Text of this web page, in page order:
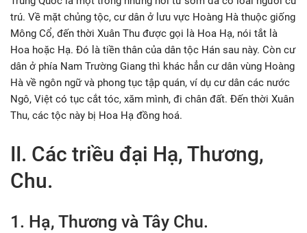
trú. Về mặt chủng tộc, cư dân ở lưu vực Hoàng Hà thuộc giống
Mông Cổ, đến thời Xuân Thu được gọi là Hoa Hạ, nói tắt là
Hoa hoặc Hạ. Đó là tiền thân của dân tộc Hán sau này. Còn cư
dân ở phía Nam Trường Giang thì khác hẳn cư dân vùng Hoàng
Hà về ngôn ngữ và phong tục tập quán, ví dụ cư dân các nước
Ngô, Việt có tục cắt tóc, xăm mình, đi chân đất. Đến thời Xuân
Thu, các tộc này bị Hoa Hạ đồng hoá.
II. Các triều đại Hạ, Thương,
Chu.
1. Hạ, Thương và Tây Chu.